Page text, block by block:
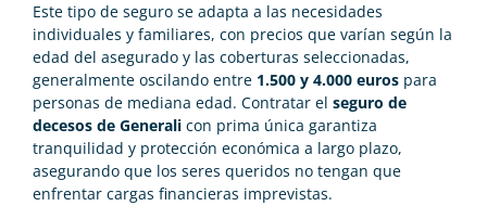
Este tipo de seguro se adapta a las necesidades
individuales y familiares, con precios que varían según la
edad del asegurado y las coberturas seleccionadas,
generalmente oscilando entre 1.500 y 4.000 euros para
personas de mediana edad. Contratar el seguro de
decesos de Generali con prima única garantiza
tranquilidad y protección económica a largo plazo,
asegurando que los seres queridos no tengan que
enfrentar cargas financieras imprevistas.